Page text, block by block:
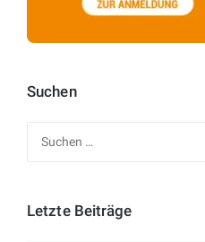
Suchen
Letzte Beiträge